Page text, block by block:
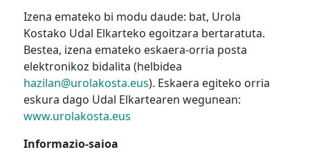
Izena emateko bi modu daude: bat, Urola
Kostako Udal Elkarteko egoitzara bertaratuta.
Bestea, izena emateko eskaera-orria posta
elektronikoz bidalita (helbidea
hazilan@urolakosta.eus). Eskaera egiteko orria
eskura dago Udal Elkartearen wegunean:
www.urolakosta.eus
Informazio-saioa